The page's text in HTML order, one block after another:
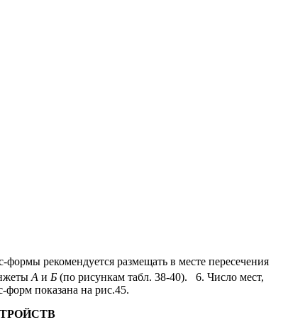
формы рекомендуется размещать в месте пересечения
А и Б (по рисункам табл. 38-40). 6. Число мест,
показана на рис.45.